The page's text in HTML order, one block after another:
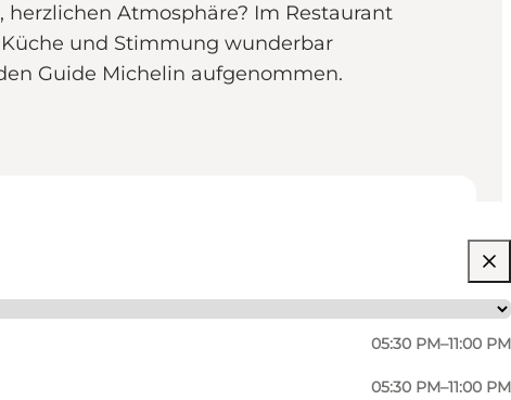
Atmosphäre? Im Restaurant
und Stimmung wunderbar
Guide Michelin aufgenommen.
05:30 PM–11:00 PM
05:30 PM–11:00 PM